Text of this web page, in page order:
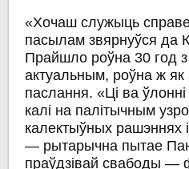
«Хочаш служыць
пасылам звярнуўся да
Прайшло роўна 30 год
актуальным, роўна ж як
паслання. «Ці ва
калі на палітычным
калектыўных рашэннях
— рытарычна пытае
праўдзівай свабоды —